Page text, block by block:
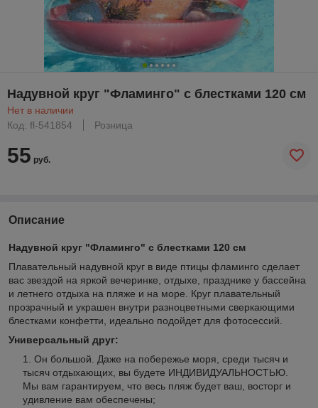
Надувной круг "Фламинго" с блестками 120 см
Нет в наличии
Код: fl-541854
Розница
55 руб.
Описание
Надувной круг "Фламинго" с блестками 120 см
Плавательный надувной круг в виде птицы фламинго сделает
вас звездой на яркой вечеринке, отдыхе, празднике у бассейна
и летнего отдыха на пляже и на море. Круг плавательный
прозрачный и украшен внутри разноцветными сверкающими
блестками конфетти, идеально подойдет для фотосессий.
Универсальный друг:
Он большой. Даже на побережье моря, среди тысяч и
тысяч отдыхающих, вы будете ИНДИВИДУАЛЬНОСТЬЮ.
Мы вам гарантируем, что весь пляж будет ваш, восторг и
удивление вам обеспечены;